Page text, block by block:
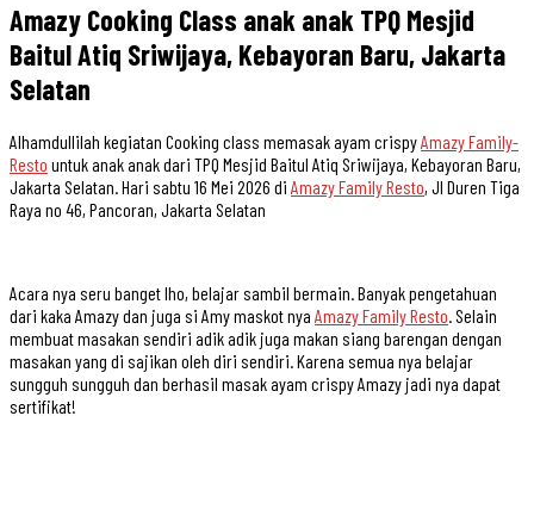
Amazy Cooking Class anak anak TPQ Mesjid
Baitul Atiq Sriwijaya, Kebayoran Baru, Jakarta
Selatan
Alhamdullilah kegiatan Cooking class memasak ayam crispyAmazy Family-
Resto untuk anak anak dari TPQ Mesjid Baitul Atiq Sriwijaya, Kebayoran Baru,
Jakarta Selatan. Hari sabtu 16 Mei 2026 di Amazy Family Resto, Jl Duren Tiga
Raya no 46, Pancoran, Jakarta Selatan
Acara nya seru banget lho, belajar sambil bermain. Banyak pengetahuan
dari kaka Amazy dan juga si Amy maskot nya Amazy Family Resto . Selain
membuat masakan sendiri adik adik juga makan siang barengan dengan
masakan yang di sajikan oleh diri sendiri. Karena semua nya belajar
sungguh sungguh dan berhasil masak ayam crispy Amazy jadi nya dapat
sertifikat!